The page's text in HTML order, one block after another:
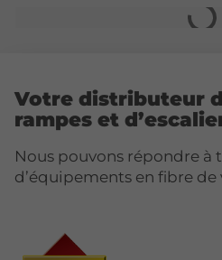
Votre distributeur
rampes et
Nous pouvons répondre à
d’équipements en fibre de